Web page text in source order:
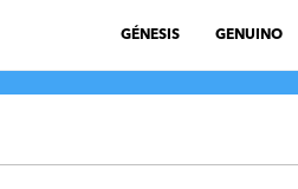
GÉNESIS GENUINO